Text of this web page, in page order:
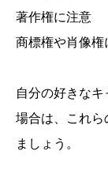
著作権に注意
商標権や肖像権
自分の好きな
場合は、これら
ましょう。